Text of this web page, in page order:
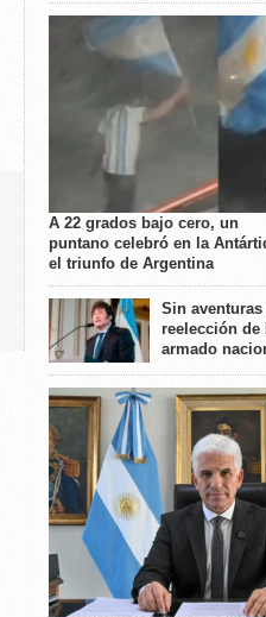
A 22 grados bajo cero, un
puntano celebró en la
el triunfo de Argentina
Sin
reelección de
armado